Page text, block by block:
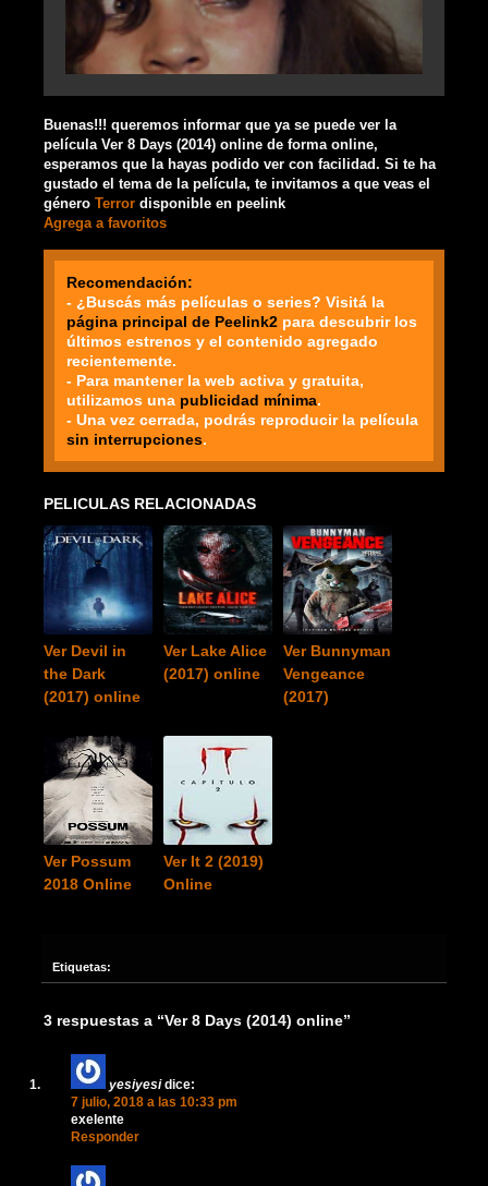
Buenas!!! queremos informar que ya se puede ver la
película Ver 8 Days (2014) online de forma online,
esperamos que la hayas podido ver con facilidad. Si te ha
gustado el tema de la película, te invitamos a que veas el
género Terror disponible en peelink
Agrega a favoritos
Recomendación:
- ¿Buscás más películas o series? Visitá la
página principal de Peelink2 para descubrir los
últimos estrenos y el contenido agregado
recientemente.
- Para mantener la web activa y gratuita,
utilizamos una publicidad mínima.
- Una vez cerrada, podrás reproducir la película
sin interrupciones.
PELICULAS RELACIONADAS
Ver Devil in
the Dark
(2017) online
Ver Lake Alice
(2017) online
Ver Bunnyman
Vengeance
(2017)
Ver Possum
2018 Online
Ver It 2 (2019)
Online
Etiquetas:
3 respuestas a “Ver 8 Days (2014) online”
yesiyesi dice:
7 julio, 2018 a las 10:33 pm
exelente
Responder